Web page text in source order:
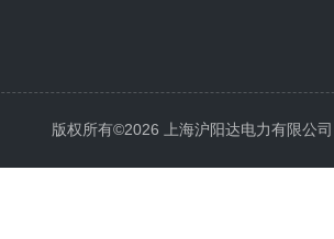
版权所有©2026 上海沪阳达电力有限公